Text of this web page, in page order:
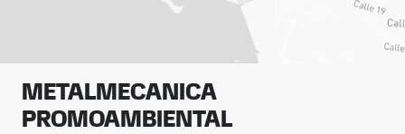
METALMECANICA
PROMOAMBIENTAL